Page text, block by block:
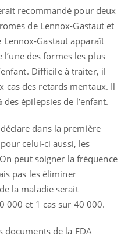
recommandé pour deux
de Lennox-Gastaut et
Lennox-Gastaut apparaît
des formes les plus
Difficile à traiter, il
cas des retards mentaux. Il
épilepsies de l’enfant.
dans la première
celui-ci aussi, les
peut soigner la fréquence
pas les éliminer
la maladie serait
000 et 1 cas sur 40 000.
documents de la FDA